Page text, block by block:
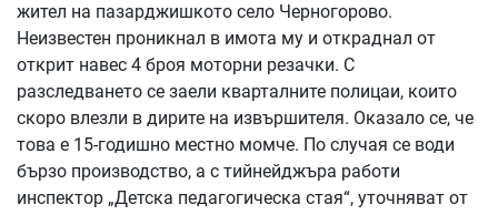
жител на пазарджишкото село Черногорово.
Неизвестен проникнал в имота му и откраднал от
открит навес 4 броя моторни резачки. С
разследването се заели кварталните полицаи, които
скоро влезли в дирите на извършителя. Оказало се, че
това е 15-годишно местно момче. По случая се води
бързо производство, а с тийнейджъра работи
инспектор „Детска педагогическа стая“, уточняват от